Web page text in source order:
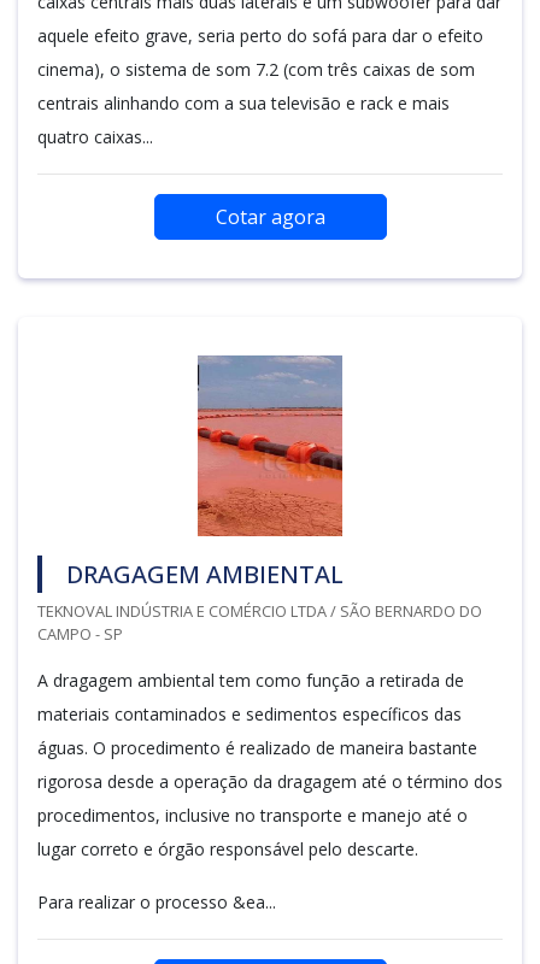
aquele efeito grave, seria perto do sofá para dar o efeito
cinema), o sistema de som 7.2 (com três caixas de som
centrais alinhando com a sua televisão e rack e mais
quatro caixas...
Cotar agora
DRAGAGEM AMBIENTAL
TEKNOVAL INDÚSTRIA E COMÉRCIO LTDA / SÃO BERNARDO DO
CAMPO - SP
A dragagem ambiental tem como função a retirada de
materiais contaminados e sedimentos específicos das
águas. O procedimento é realizado de maneira bastante
rigorosa desde a operação da dragagem até o término dos
procedimentos, inclusive no transporte e manejo até o
lugar correto e órgão responsável pelo descarte.
Para realizar o processo &ea...